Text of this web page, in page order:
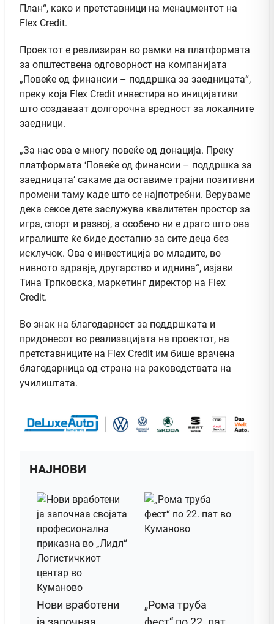
План“, како и претставници на менаџментот на
Flex Credit.
Проектот е реализиран во рамки на платформата
за општествена одговорност на компанијата
„Повеќе од финансии – поддршка за заедницата“,
преку која Flex Credit инвестира во иницијативи
што создаваат долгорочна вредност за локалните
заедници.
„За нас ова е многу повеќе од донација. Преку
платформата ‘Повеќе од финансии – поддршка за
заедницата’ сакаме да оставиме трајни позитивни
промени таму каде што се најпотребни. Веруваме
дека секое дете заслужува квалитетен простор за
игра, спорт и развој, а особено ни е драго што ова
игралиште ќе биде достапно за сите деца без
исклучок. Ова е инвестиција во младите, во
нивното здравје, другарство и иднина“, изјави
Тина Трпковска, маркетинг директор на Flex
Credit.
Во знак на благодарност за поддршката и
придонесот во реализацијата на проектот, на
претставниците на Flex Credit им бише врачена
благодарница од страна на раководствата на
училиштата.
НАЈНОВИ
Нови вработени
„Рома труба